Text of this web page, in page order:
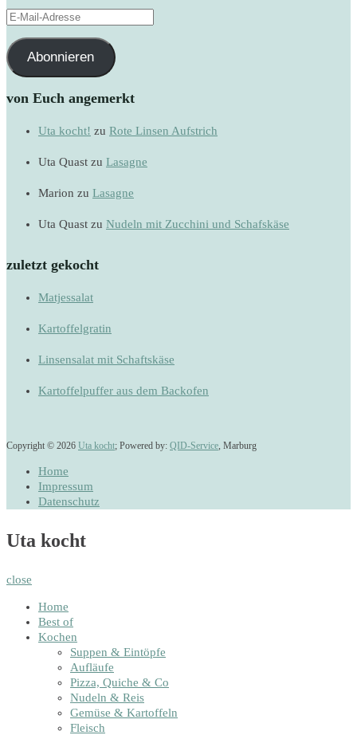
E-
Mail-
Adresse
Abonnieren
von Euch angemerkt
Uta kocht! zu Rote Linsen Aufstrich
Uta Quast zu Lasagne
Marion zu Lasagne
Uta Quast zu Nudeln mit Zucchini und Schafskäse
zuletzt gekocht
Matjessalat
Kartoffelgratin
Linsensalat mit Schaftskäse
Kartoffelpuffer aus dem Backofen
Copyright © 2026 Uta kocht; Powered by: QID-Service, Marburg
Home
Impressum
Datenschutz
Uta kocht
close
Home
Best of
Kochen
Suppen & Eintöpfe
Aufläufe
Pizza, Quiche & Co
Nudeln & Reis
Gemüse & Kartoffeln
Fleisch